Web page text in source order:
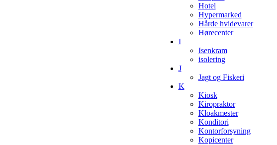
Hotel
Hypermarked
Hårde hvidevarer
Hørecenter
I
Isenkram
isolering
J
Jagt og Fiskeri
K
Kiosk
Kiropraktor
Kloakmester
Konditori
Kontorforsyning
Kopicenter